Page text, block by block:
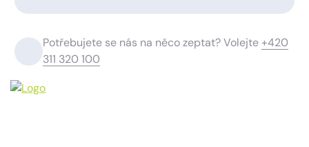
Potřebujete se nás na něco zeptat? Volejte+420
311 320 100